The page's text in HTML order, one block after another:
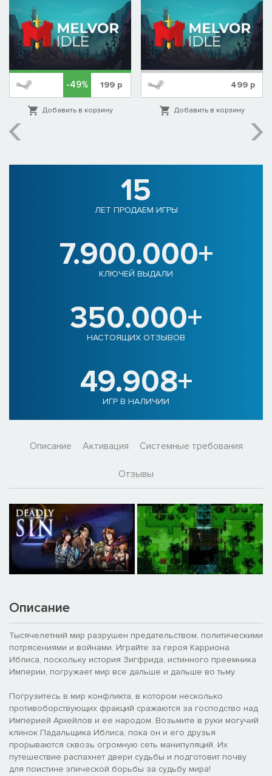
-49% 199р
Добавить в корзину
499р
Добавить в корзину
15
ЛЕТ ПРОДАЕМ ИГРЫ
7.900.000+
КЛЮЧЕЙ ВЫДАЛИ
350.000+
НАСТОЯЩИХ ОТЗЫВОВ
49.908+
ИГР В НАЛИЧИИ
Описание Активация Системные требования
Отзывы
Описание
Тысячелетний мир разрушен предательством, политическими
потрясениями и войнами. Играйте за героя Карриона
Иблиса, поскольку история Зигфрида, истинного преемника
Империи, погружает мир все дальше и дальше во тьму.
Погрузитесь в мир конфликта, в котором несколько
противоборствующих фракций сражаются за господство над
Империей Архейлов и ее народом. Возьмите в руки могучий
клинок Падальщика Иблиса, пока он и его друзья
прорываются сквозь огромную сеть манипуляций. Их
путешествие распахнет двери судьбы и подготовит почву
для поистине эпической борьбы за судьбу мира!